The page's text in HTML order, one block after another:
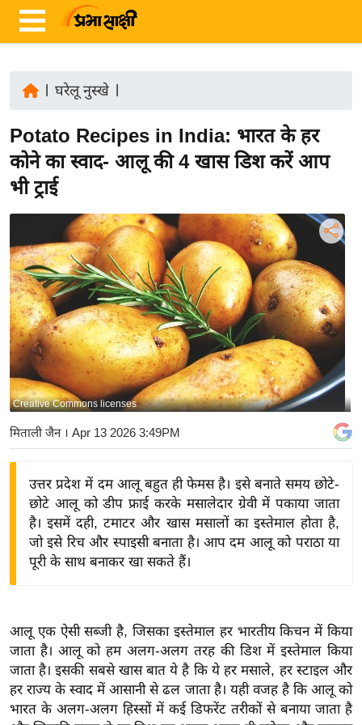
ज़ा
ख
ब
र
ष्ट्री
य
अं
त
र्रा
ष्ट्री
य
बि
ज़
ने
द्यो
वि
शे
ष
ज्ञ
रा
घरेलू नुस्खे
Potato Recipes in India: भारत के हर
कोने का स्वाद- आलू की 4 खास डिश करें आप
भी ट्राई
Creative Commons licenses
मिताली जैन। Apr 13 2026 3:49PM
उत्तर प्रदेश में दम आलू बहुत ही फेमस है। इसे बनाते समय छोटे-
छोटे आलू को डीप फ्राई करके मसालेदार ग्रेवी में पकाया जाता
है। इसमें दही, टमाटर और खास मसालों का इस्तेमाल होता है,
जो इसे रिच और स्पाइसी बनाता है। आप दम आलू को पराठा या
पूरी के साथ बनाकर खा सकते हैं।
आलू एक ऐसी सब्जी है, जिसका इस्तेमाल हर भारतीय किचन में किया
जाता है। आलू को हम अलग-अलग तरह की डिश में इस्तेमाल किया
जाता है। इसकी सबसे खास बात ये है कि ये हर मसाले, हर स्टाइल और
हर राज्य के स्वाद में आसानी से ढल जाता है। यही वजह है कि आलू को
भारत के अलग-अलग हिस्सों में कई डिफरेंट तरीकों से बनाया जाता है